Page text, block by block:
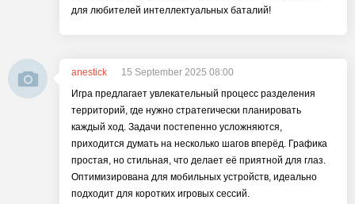
для любителей интеллектуальных баталий!
anestick
15 September 2025 08:00
Игра предлагает увлекательный процесс разделения
территорий, где нужно стратегически планировать
каждый ход. Задачи постепенно усложняются,
приходится думать на несколько шагов вперёд. Графика
простая, но стильная, что делает её приятной для глаз.
Оптимизирована для мобильных устройств, идеально
подходит для коротких игровых сессий.